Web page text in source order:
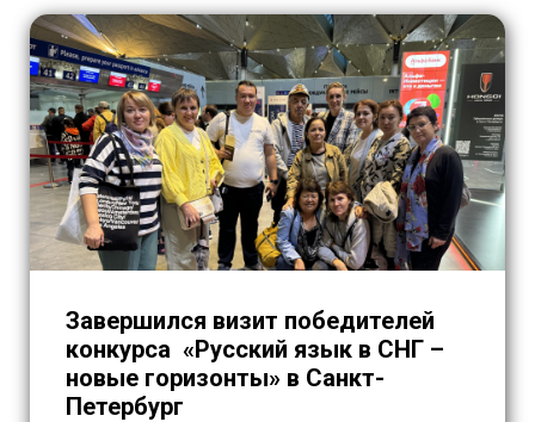
Завершился визит победителей
конкурса «Русский язык в СНГ –
новые горизонты» в Санкт-
Петербург